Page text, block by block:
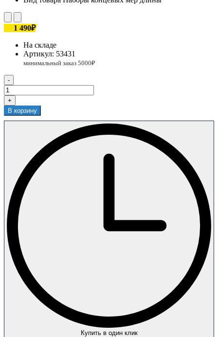
1 490₽
На складе
Артикул: 53431
-
+
В корзину
Купить в один клик